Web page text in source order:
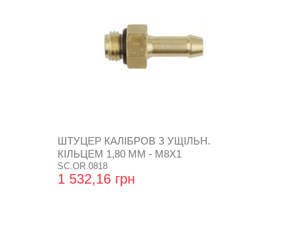
ШТУЦЕР КАЛІБРОВ З УЩІЛЬН.
КІЛЬЦЕМ 1,80 ММ - М8Х1
SC.OR.0818
1 532,16 грн